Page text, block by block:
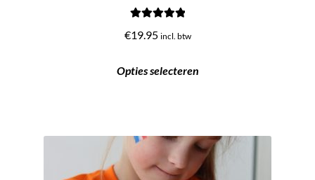
5.00uit 5
€19.95 incl. btw
Opties selecteren